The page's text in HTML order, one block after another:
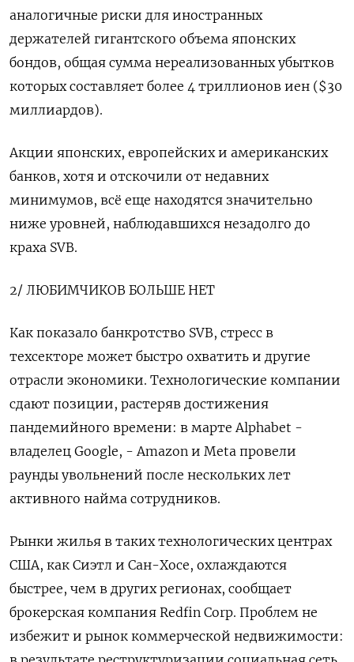
аналогичные риски для иностранных
держателей гигантского объема японских
бондов, общая сумма нереализованных убытков
которых составляет более 4 триллионов иен ($30
миллиардов).
Акции японских, европейских и американских
банков, хотя и отскочили от недавних
минимумов, всё еще находятся значительно
ниже уровней, наблюдавшихся незадолго до
краха SVB.
2/ ЛЮБИМЧИКОВ БОЛЬШЕ НЕТ
Как показало банкротство SVB, стресс в
техсекторе может быстро охватить и другие
отрасли экономики. Технологические компании
сдают позиции, растеряв достижения
пандемийного времени: в марте Alphabet -
владелец Google, - Amazon и Meta провели
раунды увольнений после нескольких лет
активного найма сотрудников.
Рынки жилья в таких технологических центрах
США, как Сиэтл и Сан-Хосе, охлаждаются
быстрее, чем в других регионах, сообщает
брокерская компания Redfin Corp. Проблем не
избежит и рынок коммерческой недвижимости: